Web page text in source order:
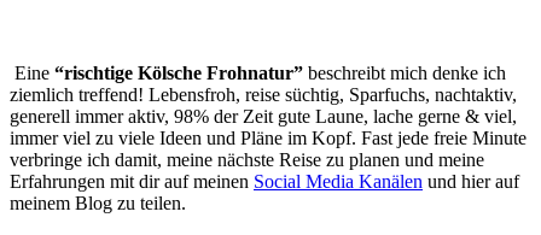
Eine “rischtige Kölsche Frohnatur” beschreibt mich denke ich
ziemlich treffend! Lebensfroh, reise süchtig, Sparfuchs, nachtaktiv,
generell immer aktiv, 98% der Zeit gute Laune, lache gerne & viel,
immer viel zu viele Ideen und Pläne im Kopf. Fast jede freie Minute
verbringe ich damit, meine nächste Reise zu planen und meine
Erfahrungen mit dir auf meinen Social Media Kanälen und hier auf
meinem Blog zu teilen.